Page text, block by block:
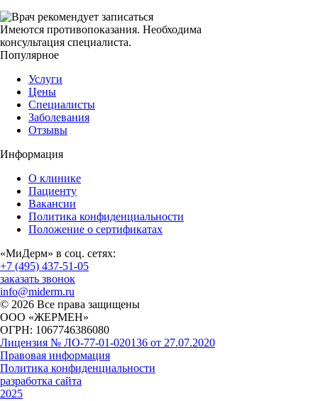
Имеются противопоказания. Необходима
консультация специалиста.
Популярное
Услуги
Цены
Специалисты
Заболевания
Отзывы
Информация
О клинике
Пациенту
Вакансии
Политика конфиденциальности
Положение о сертификатах
«МиДерм» в соц. сетях:
+7 (495) 437-51-05
заказать звонок
info@miderm.ru
© 2026 Все права защищены
ООО «ЖЕРМЕН»
ОГРН: 1067746386080
Лицензия № ЛО-77-01-020136 от 27.07.2020
Правовая информация
Политика конфиденциальности
разработка сайта
2025